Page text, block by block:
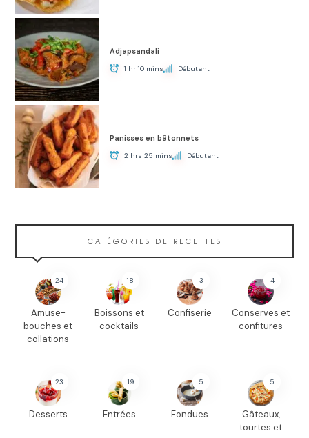
Adjapsandali
1 hr 10 mins Débutant
Panisses en bâtonnets
2 hrs 25 mins Débutant
CATÉGORIES DE RECETTES
24
Amuse-
bouches et
collations
18
Boissons et
cocktails
3
Confiserie
4
Conserves et
confitures
23
Desserts
19
Entrées
5
Fondues
5
Gâteaux,
tourtes et